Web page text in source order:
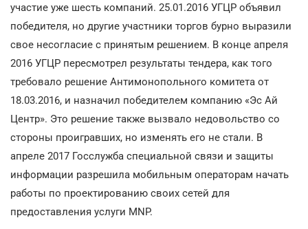
участие уже шесть компаний. 25.01.2016 УГЦР объявил
победителя, но другие участники торгов бурно выразили
свое несогласие с принятым решением. В конце апреля
2016 УГЦР пересмотрел результаты тендера, как того
требовало решение Антимонопольного комитета от
18.03.2016, и назначил победителем компанию «Эс Ай
Центр». Это решение также вызвало недовольство со
стороны проигравших, но изменять его не стали. В
апреле 2017 Госслужба специальной связи и защиты
информации разрешила мобильным операторам начать
работы по проектированию своих сетей для
предоставления услуги MNP.